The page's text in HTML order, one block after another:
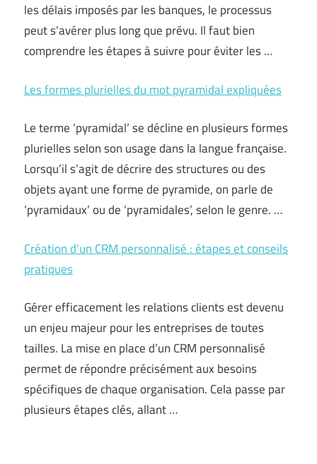
les délais imposés par les banques, le processus
peut s’avérer plus long que prévu. Il faut bien
comprendre les étapes à suivre pour éviter les …
Les formes plurielles du mot pyramidal expliquées
Le terme ‘pyramidal’ se décline en plusieurs formes
plurielles selon son usage dans la langue française.
Lorsqu’il s’agit de décrire des structures ou des
objets ayant une forme de pyramide, on parle de
‘pyramidaux’ ou de ‘pyramidales’, selon le genre. …
Création d’un CRM personnalisé : étapes et conseils
pratiques
Gérer efficacement les relations clients est devenu
un enjeu majeur pour les entreprises de toutes
tailles. La mise en place d’un CRM personnalisé
permet de répondre précisément aux besoins
spécifiques de chaque organisation. Cela passe par
plusieurs étapes clés, allant …